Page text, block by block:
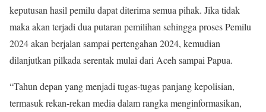
keputusan hasil pemilu dapat diterima semua pihak. Jika tidak
maka akan terjadi dua putaran pemilihan sehingga proses Pemilu
2024 akan berjalan sampai pertengahan 2024, kemudian
dilanjutkan pilkada serentak mulai dari Aceh sampai Papua.
“Tahun depan yang menjadi tugas-tugas panjang kepolisian,
termasuk rekan-rekan media dalam rangka menginformasikan,